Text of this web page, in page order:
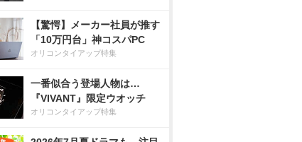
【驚愕】メーカー社員が推す
「10万円台」神コスパPC
オリコンタイアップ特集
一番似合う登場人物は…
『VIVANT』限定ウオッチ
オリコンタイアップ特集